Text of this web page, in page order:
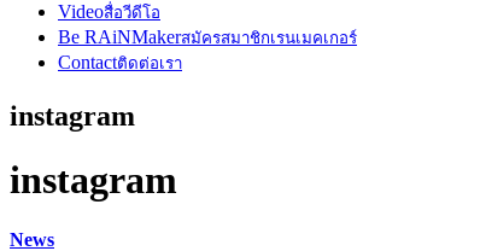
Videoสื่อวีดีโอ
Be RAiNMakerสมัครสมาชิกเรนเมคเกอร์
Contactติดต่อเรา
instagram
instagram
News